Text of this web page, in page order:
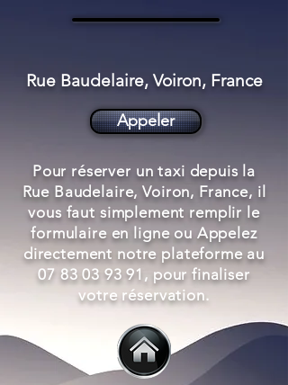
Rue Baudelaire, Voiron, France
Appeler
Pour réserver un taxi depuis la
Rue Baudelaire, Voiron, France, il
vous faut simplement remplir le
formulaire en ligne ou Appelez
directement notre plateforme au
07 83 03 93 91 , pour finaliser
votre réservation.